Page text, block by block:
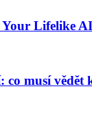
Lifelike
musí vědět